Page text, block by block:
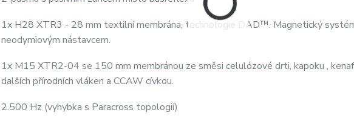
1x H28 XTR3 - 28 mm textilní membrána, technologie DAD™. Magnetický
neodymiovým nástavcem.
1x M15 XTR2-04 se 150 mm membránou ze směsi celulózové drti, kapoku ,
dalších přírodních vláken a CCAW cívkou.
2.500 Hz (vyhybka s Paracross topologií)